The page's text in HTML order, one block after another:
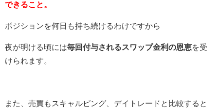
できること。
ポジションを何日も持ち続けるわけですから
夜が明ける頃には毎回付与されるスワップ金利の恩恵を受
けられます。
また、売買もスキャルピング、デイトレードと比較すると